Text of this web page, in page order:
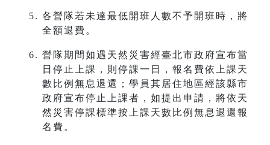
各營隊若未達最低開班人數不予開班時，將
全額退費。
營隊期間如遇天然災害經臺北市政府宣布當
日停止上課，則停課一日，報名費依上課天
數比例無息退還；學員其居住地區經該縣市
政府宣布停止上課者，如提出申請，將依天
然災害停課標準按上課天數比例無息退還報
名費。